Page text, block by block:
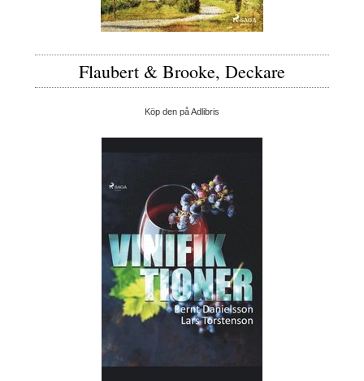
Flaubert & Brooke, Deckare
Köp den på Adlibris